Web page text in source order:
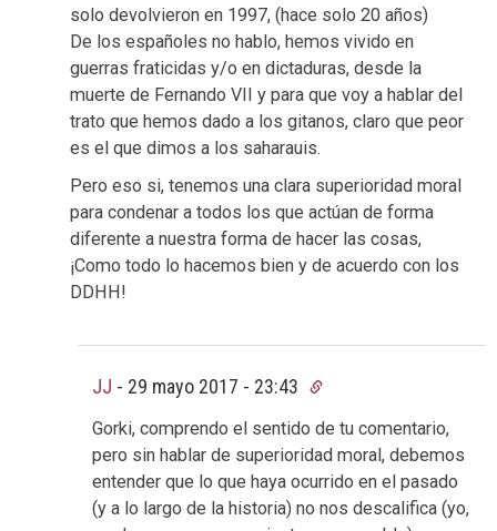
solo devolvieron en 1997, (hace solo 20 años)
De los españoles no hablo, hemos vivido en
guerras fraticidas y/o en dictaduras, desde la
muerte de Fernando VII y para que voy a hablar del
trato que hemos dado a los gitanos, claro que peor
es el que dimos a los saharauis.
Pero eso si, tenemos una clara superioridad moral
para condenar a todos los que actúan de forma
diferente a nuestra forma de hacer las cosas,
¡Como todo lo hacemos bien y de acuerdo con los
DDHH!
JJ - 29 mayo 2017 - 23:43
Gorki, comprendo el sentido de tu comentario,
pero sin hablar de superioridad moral, debemos
entender que lo que haya ocurrido en el pasado
(y a lo largo de la historia) no nos descalifica (yo,